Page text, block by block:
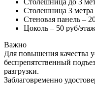
Столешница 3 метра
Стеновая панель –
Цоколь – 50 руб/этаж
Важно
Для повышения качества
беспрепятственный
разгрузки.
Заблаговременно